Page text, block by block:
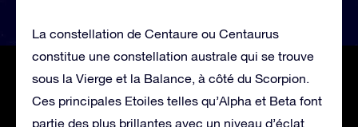
La constellation de Centaure ou Centaurus
constitue une constellation australe qui se trouve
sous la Vierge et la Balance, à côté du Scorpion.
Ces principales Etoiles telles qu’Alpha et Beta font
partie des plus brillantes avec un niveau d’éclat